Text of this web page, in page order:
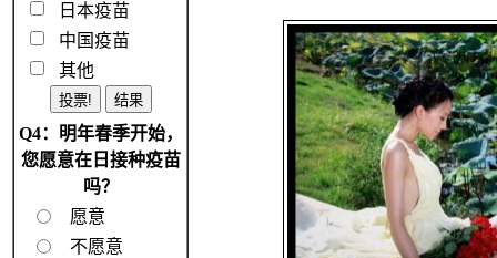
日本疫苗
中国疫苗
其他
Q4：明年春季开始，
您愿意在日接种疫苗
吗？
愿意
不愿意